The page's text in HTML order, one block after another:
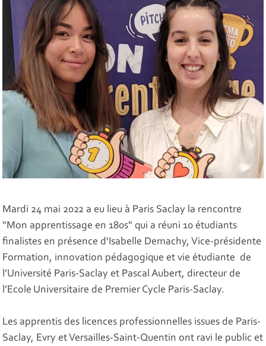
Mardi 24 mai 2022 a eu lieu à Paris Saclay la rencontre
"Mon apprentissage en 180s" qui a réuni 10 étudiants
finalistes en présence d'Isabelle Demachy, Vice-présidente
Formation, innovation pédagogique et vie étudiante de
l’Université Paris-Saclay et Pascal Aubert, directeur de
l’Ecole Universitaire de Premier Cycle Paris-Saclay.
Les apprentis des licences professionnelles issues de Paris-
Saclay, Evry et Versailles-Saint-Quentin ont ravi le public et